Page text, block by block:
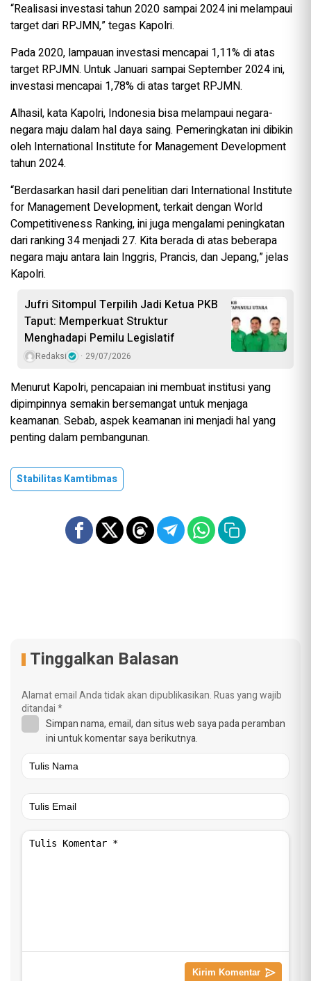
“Realisasi investasi tahun 2020 sampai 2024 ini melampaui
target dari RPJMN,” tegas Kapolri.
Pada 2020, lampauan investasi mencapai 1,11% di atas
target RPJMN. Untuk Januari sampai September 2024 ini,
investasi mencapai 1,78% di atas target RPJMN.
Alhasil, kata Kapolri, Indonesia bisa melampaui negara-
negara maju dalam hal daya saing. Pemeringkatan ini dibikin
oleh International Institute for Management Development
tahun 2024.
“Berdasarkan hasil dari penelitian dari International Institute
for Management Development, terkait dengan World
Competitiveness Ranking, ini juga mengalami peningkatan
dari ranking 34 menjadi 27. Kita berada di atas beberapa
negara maju antara lain Inggris, Prancis, dan Jepang,” jelas
Kapolri.
Jufri Sitompul Terpilih Jadi Ketua PKB
Taput: Memperkuat Struktur
Menghadapi Pemilu Legislatif
Redaksi 29/07/2026
Menurut Kapolri, pencapaian ini membuat institusi yang
dipimpinnya semakin bersemangat untuk menjaga
keamanan. Sebab, aspek keamanan ini menjadi hal yang
penting dalam pembangunan.
Stabilitas Kamtibmas
Tinggalkan Balasan
Alamat email Anda tidak akan dipublikasikan.Ruas yang wajib
ditandai*
Simpan nama, email, dan situs web saya pada peramban
ini untuk komentar saya berikutnya.